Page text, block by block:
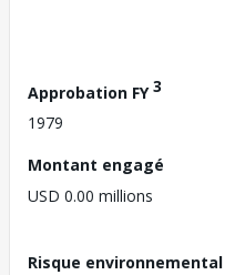
Approbation FY3
1979
Montant engagé
USD 0.00 millions
Risque environnemental